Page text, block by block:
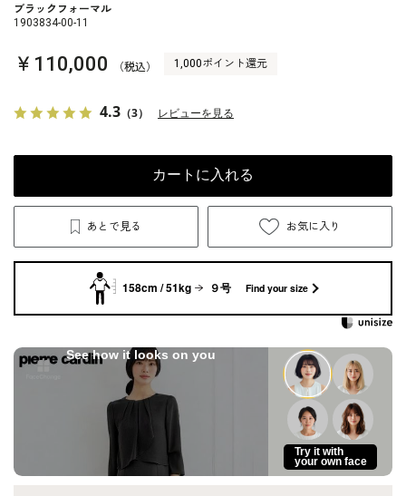
ブラックフォーマル
1903834-00-11
￥110,000 （税込） 1,000ポイント還元
4.3 （3） レビューを見る
カートに入れる
あとで見る お気に入り
158cm / 51kg ９号 Find your size
See how it looks on you
Try it with
your own face